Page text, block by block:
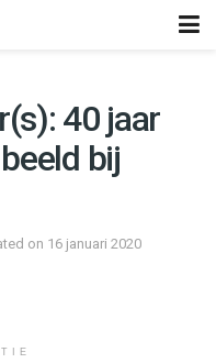
40 jaar
bij
on 16 januari 2020